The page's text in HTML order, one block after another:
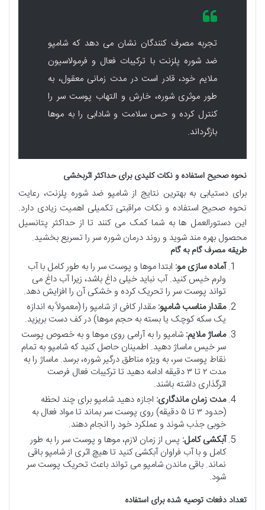
تجربه مصرف کنندگان نشان می دهد که شامپو
ضد شوره پلزنت با ترکیبات فعال و فرمولاسیون
ملایم خود، قادر است در مدت زمانی معقول، به
طور موثری شوره، خارش و التهاب پوست سر را
کنترل کرده و حس سلامت و شادابی را به موها
بازگرداند.
نحوه صحیح استفاده و نکات کلیدی برای حداکثر اثربخشی
برای دستیابی به بهترین نتایج از شامپو ضد شوره پلزنت، رعایت
نحوه صحیح استفاده و نکات مراقبتی تکمیلی اهمیت زیادی دارد.
این دستورالعمل ها به شما کمک می کنند تا از حداکثر پتانسیل
محصول بهره مند شوید و روند درمان شوره سر را تسریع بخشید.
طریقه مصرف گام به گام
آماده سازی مو: ابتدا موها و پوست سر را به طور کامل با آب
ولرم خیس کنید. آب نباید خیلی داغ باشد، زیرا آب داغ می
تواند پوست سر را تحریک کرده و خشکی آن را افزایش دهد.
مقدار مناسب شامپو: مقدار کافی از شامپو را (معمولاً به اندازه
یک سکه کوچک یا بسته به حجم موها) در کف دست بریزید.
ماساژ ملایم: شامپو را به آرامی روی موها و به خصوص پوست
سر خیس ماساژ دهید. اطمینان حاصل کنید که شامپو به تمام
نقاط پوست سر، به ویژه مناطق درگیر شوره، برسد. ماساژ را به
مدت ۲ تا ۳ دقیقه ادامه دهید تا ترکیبات فعال فرصت
اثرگذاری داشته باشند.
مدت زمان ماندگاری: اجازه دهید شامپو برای چند لحظه
(حدود ۳ تا ۵ دقیقه) روی پوست سر بماند تا مواد فعال به
خوبی جذب شوند و عملکرد خود را انجام دهند.
آبکشی کامل: پس از زمان لازم، موها و پوست سر را به طور
کامل و با آب فراوان آبکشی کنید تا هیچ اثری از شامپو باقی
نماند. باقی ماندن شامپو می تواند باعث تحریک پوست سر
شود.
تعداد دفعات توصیه شده برای استفاده